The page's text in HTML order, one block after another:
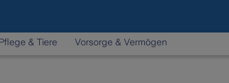
& Tiere Vorsorge & Vermögen